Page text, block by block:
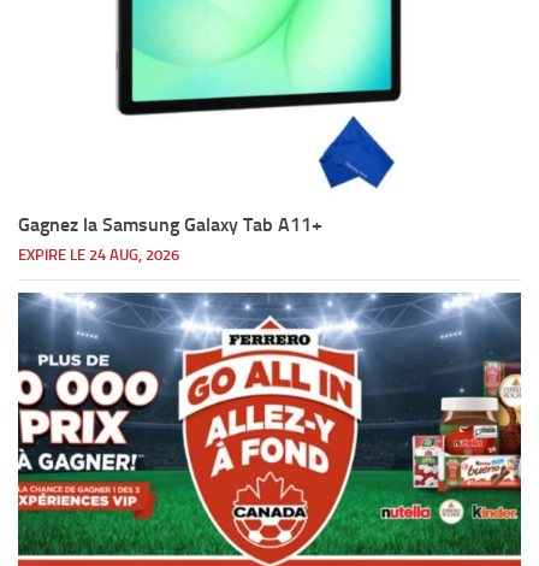
Gagnez la Samsung Galaxy Tab A11+
EXPIRE LE 24 AUG, 2026